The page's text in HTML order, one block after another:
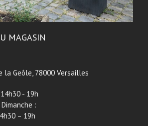
MAGASIN
la Geôle, 78000 Versailles
- 19h
:
– 19h